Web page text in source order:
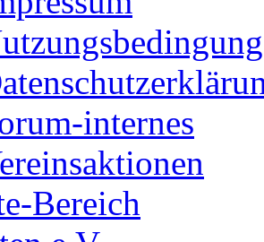
internes
Bereich